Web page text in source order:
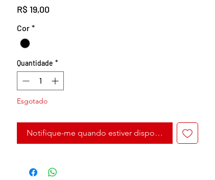
R$ 19,00
Cor *
Quantidade *
Esgotado
Notifique-me quando estiver disponível